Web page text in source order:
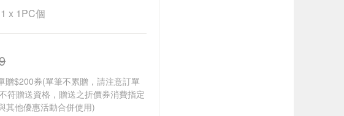
x 1PC個
贈$200券(單筆不累贈，請注意訂單
符贈送資格，贈送之折價券消費指定
其他優惠活動合併使用)